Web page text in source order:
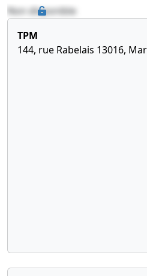
Non disponible
TPM
144, rue Rabelais 13016,